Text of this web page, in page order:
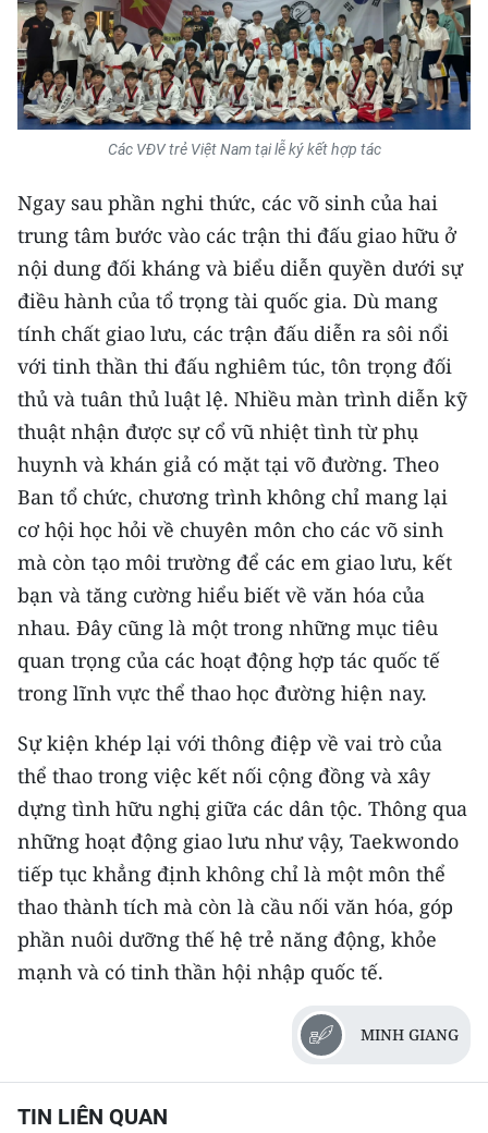
Các VĐV trẻ Việt Nam tại lễ ký kết hợp tác
Ngay sau phần nghi thức, các võ sinh của hai
trung tâm bước vào các trận thi đấu giao hữu ở
nội dung đối kháng và biểu diễn quyền dưới sự
điều hành của tổ trọng tài quốc gia. Dù mang
tính chất giao lưu, các trận đấu diễn ra sôi nổi
với tinh thần thi đấu nghiêm túc, tôn trọng đối
thủ và tuân thủ luật lệ. Nhiều màn trình diễn kỹ
thuật nhận được sự cổ vũ nhiệt tình từ phụ
huynh và khán giả có mặt tại võ đường. Theo
Ban tổ chức, chương trình không chỉ mang lại
cơ hội học hỏi về chuyên môn cho các võ sinh
mà còn tạo môi trường để các em giao lưu, kết
bạn và tăng cường hiểu biết về văn hóa của
nhau. Đây cũng là một trong những mục tiêu
quan trọng của các hoạt động hợp tác quốc tế
trong lĩnh vực thể thao học đường hiện nay.
Sự kiện khép lại với thông điệp về vai trò của
thể thao trong việc kết nối cộng đồng và xây
dựng tình hữu nghị giữa các dân tộc. Thông qua
những hoạt động giao lưu như vậy, Taekwondo
tiếp tục khẳng định không chỉ là một môn thể
thao thành tích mà còn là cầu nối văn hóa, góp
phần nuôi dưỡng thế hệ trẻ năng động, khỏe
mạnh và có tinh thần hội nhập quốc tế.
MINH GIANG
TIN LIÊN QUAN